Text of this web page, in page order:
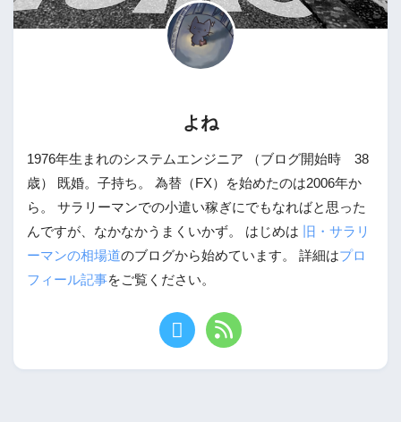
よね
1976年生まれのシステムエンジニア （ブログ開始時 38
歳） 既婚。子持ち。 為替（FX）を始めたのは2006年か
ら。 サラリーマンでの小遣い稼ぎにでもなればと思った
んですが、なかなかうまくいかず。 はじめは
旧・サラリ
ーマンの相場道のブログから始めています。 詳細はプロ
フィール記事をご覧ください。